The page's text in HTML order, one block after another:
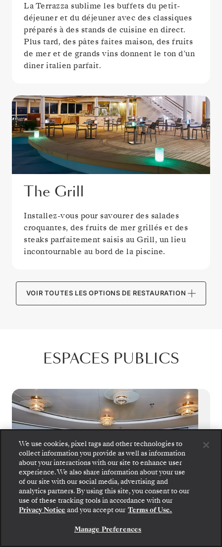
La Terrazza sublime les buffets du petit-
déjeuner et du déjeuner avec des classiques
préparés à des stands de cuisine en direct.
Plus tard, des pâtes faites maison, des fruits
de mer et de grands vins donnent le ton d’un
dîner italien parfait.
The Grill
Installez-vous pour savourer des salades
croquantes, des fruits de mer grillés et des
steaks parfaitement saisis au Grill, un lieu
incontournable au bord de la piscine.
VOIR TOUTES LES OPTIONS DE RESTAURATION
ESPACES PUBLICS
We use cookies, pixel tags and other technologies to
collect information you provide as well as information
about your interactions with our site to enhance user
experience. We also share information about your use
of our site with our social media, advertising and
analytics partners. By using this site, you consent to our
use of these tracking tools in accordance with our
Privacy Notice and you accept our Terms of Use.
Manage Preferences